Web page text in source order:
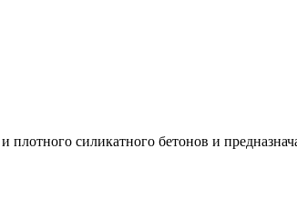
плотного силикатного бетонов и